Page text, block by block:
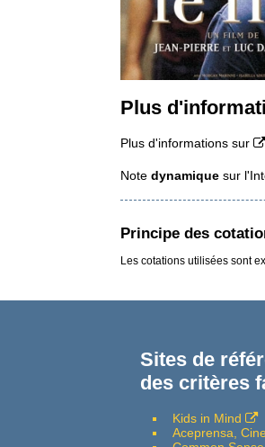
Plus
Plus d'informations sur
Notedynamique sur
Principe des
Les cotations utilisées sont
Sites de
des critères
Kids in Mind
Aceprensa,